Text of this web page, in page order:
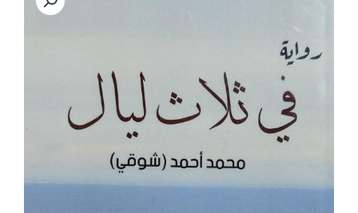
(محمد
""شوقي"")